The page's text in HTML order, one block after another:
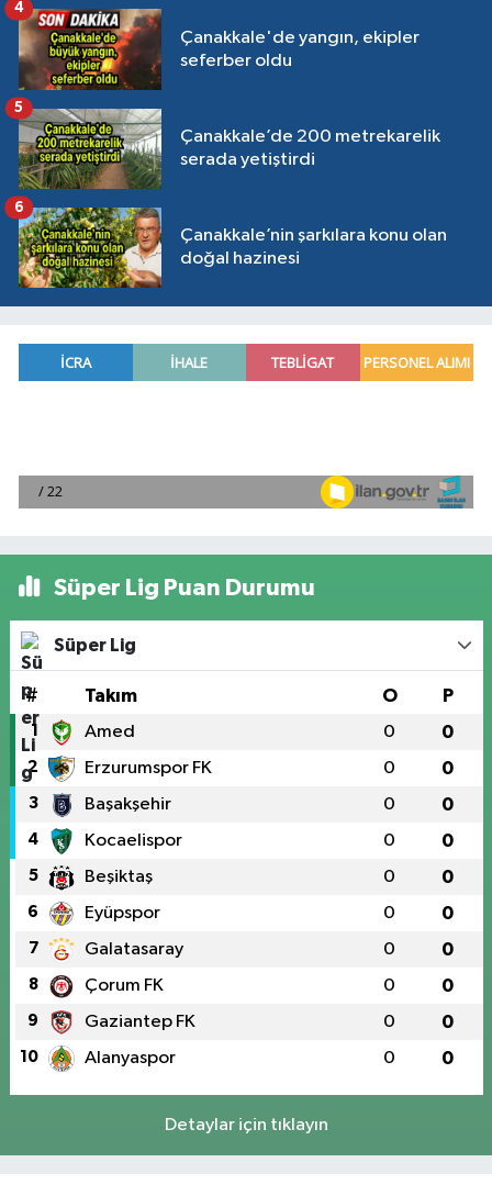
Çanakkale'de yangın, ekipler
seferber oldu
4
Çanakkale’de 200 metrekarelik
serada yetiştirdi
5
Çanakkale’nin şarkılara konu olan
doğal hazinesi
6
Süper Lig Puan Durumu
Süper Lig
# Takım O P
1 Amed 0 0
2 Erzurumspor FK 0 0
3 Başakşehir 0 0
4 Kocaelispor 0 0
5 Beşiktaş 0 0
6 Eyüpspor 0 0
7 Galatasaray 0 0
8 Çorum FK 0 0
9 Gaziantep FK 0 0
10 Alanyaspor 0 0
Detaylar için tıklayın